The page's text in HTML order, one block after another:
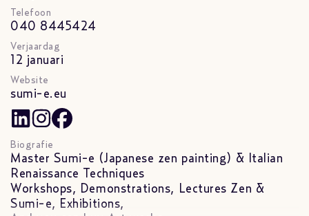
Telefoon
040 8445424
Verjaardag
12 januari
Website
sumi-e.eu
Biografie
Master Sumi-e (Japanese zen painting) & Italian
Renaissance Techniques
Workshops, Demonstrations, Lectures Zen &
Sumi-e, Exhibitions,